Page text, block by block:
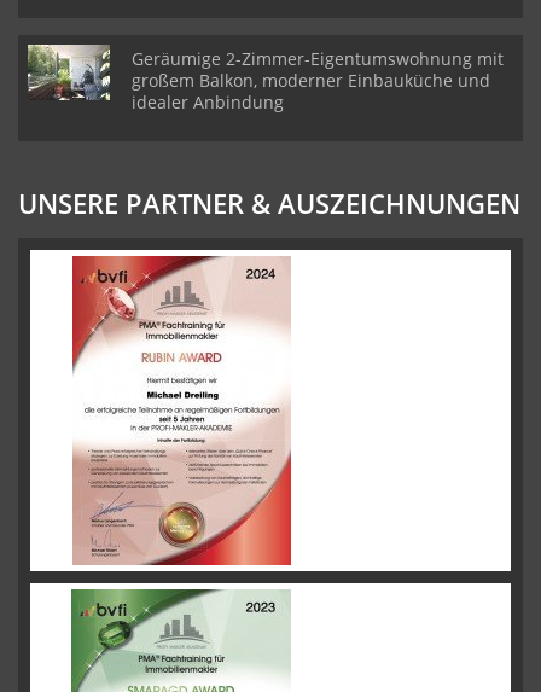
Geräumige 2-Zimmer-Eigentumswohnung mit
großem Balkon, moderner Einbauküche und
idealer Anbindung
UNSERE PARTNER & AUSZEICHNUNGEN